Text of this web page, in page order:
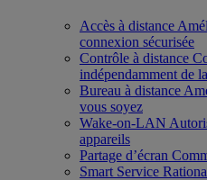
Accès à distance
connexion sécurisée
Contrôle à distance
indépendamment de
Bureau à distance
vous soyez
Wake-on-LAN
appareils
Partage d’écran
Smart Service